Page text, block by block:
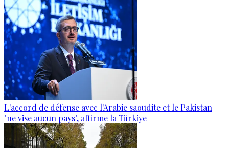
L'accord de défense avec l'Arabie saoudite et le Pakistan
"ne vise aucun pays", affirme la Türkiye